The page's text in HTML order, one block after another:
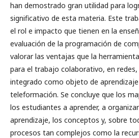
han demostrado gran utilidad para
significativo de esta materia. Este
el rol e impacto que tienen en la
evaluación de la programación de
valorar las ventajas que la
para el trabajo colaborativo, en redes,
integrado como objeto de
teleformación. Se concluye que los
los estudiantes a aprender, a
aprendizaje, los conceptos y, sobre
procesos tan complejos como la